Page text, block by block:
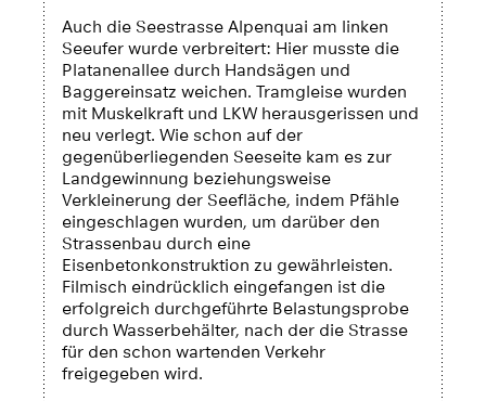
Auch die Seestrasse Alpenquai am linken
Seeufer wurde verbreitert: Hier musste die
Platanenallee durch Handsägen und
Baggereinsatz weichen. Tramgleise wurden
mit Muskelkraft und LKW herausgerissen und
neu verlegt. Wie schon auf der
gegenüberliegenden Seeseite kam es zur
Landgewinnung beziehungsweise
Verkleinerung der Seefläche, indem Pfähle
eingeschlagen wurden, um darüber den
Strassenbau durch eine
Eisenbetonkonstruktion zu gewährleisten.
Filmisch eindrücklich eingefangen ist die
erfolgreich durchgeführte Belastungsprobe
durch Wasserbehälter, nach der die Strasse
für den schon wartenden Verkehr
freigegeben wird.